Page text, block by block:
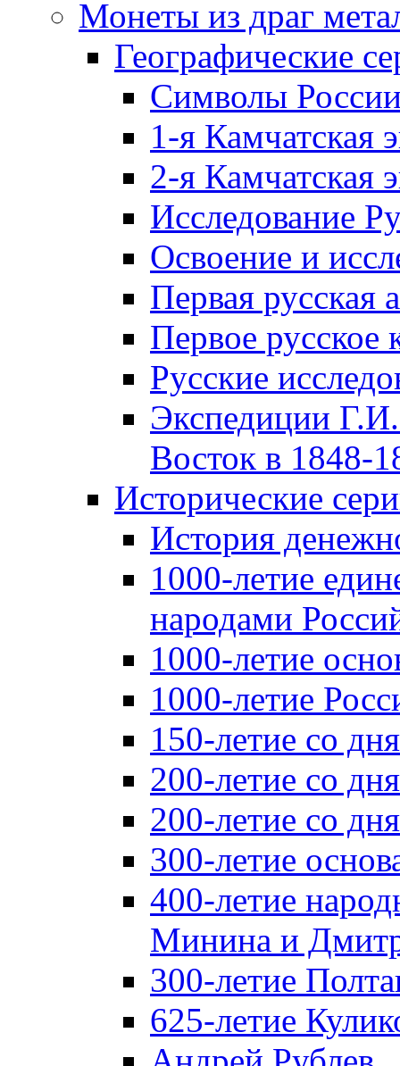
Монеты из драг
Географические
Символы
1-я Камчатская
2-я Камчатская
Исследование
Освоение и
Первая русская
Первое русское
Русские
Экспедиции
Восток в 1848-
Исторические
История
1000-летие
народами
1000-летие
1000-летие
150-летие со
200-летие со
200-летие со
300-летие
400-летие
Минина и
300-летие
625-летие